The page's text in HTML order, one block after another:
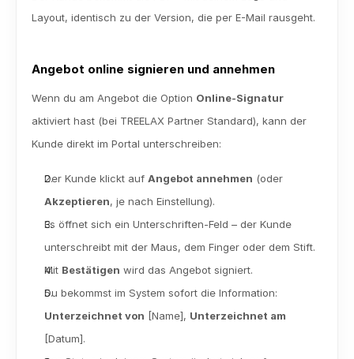
Layout, identisch zu der Version, die per E-Mail rausgeht.
Angebot online signieren und annehmen
Wenn du am Angebot die Option Online-Signatur
aktiviert hast (bei TREELAX Partner Standard), kann der
Kunde direkt im Portal unterschreiben:
Der Kunde klickt auf Angebot annehmen
Akzeptieren, je nach Einstellung).
Es öffnet sich ein Unterschriften-Feld – der Kunde
unterschreibt mit der Maus, dem Finger oder dem Stift.
Mit Bestätigen wird das Angebot signiert.
Unterzeichnet von [Name], Unterzeichnet am
[Datum].